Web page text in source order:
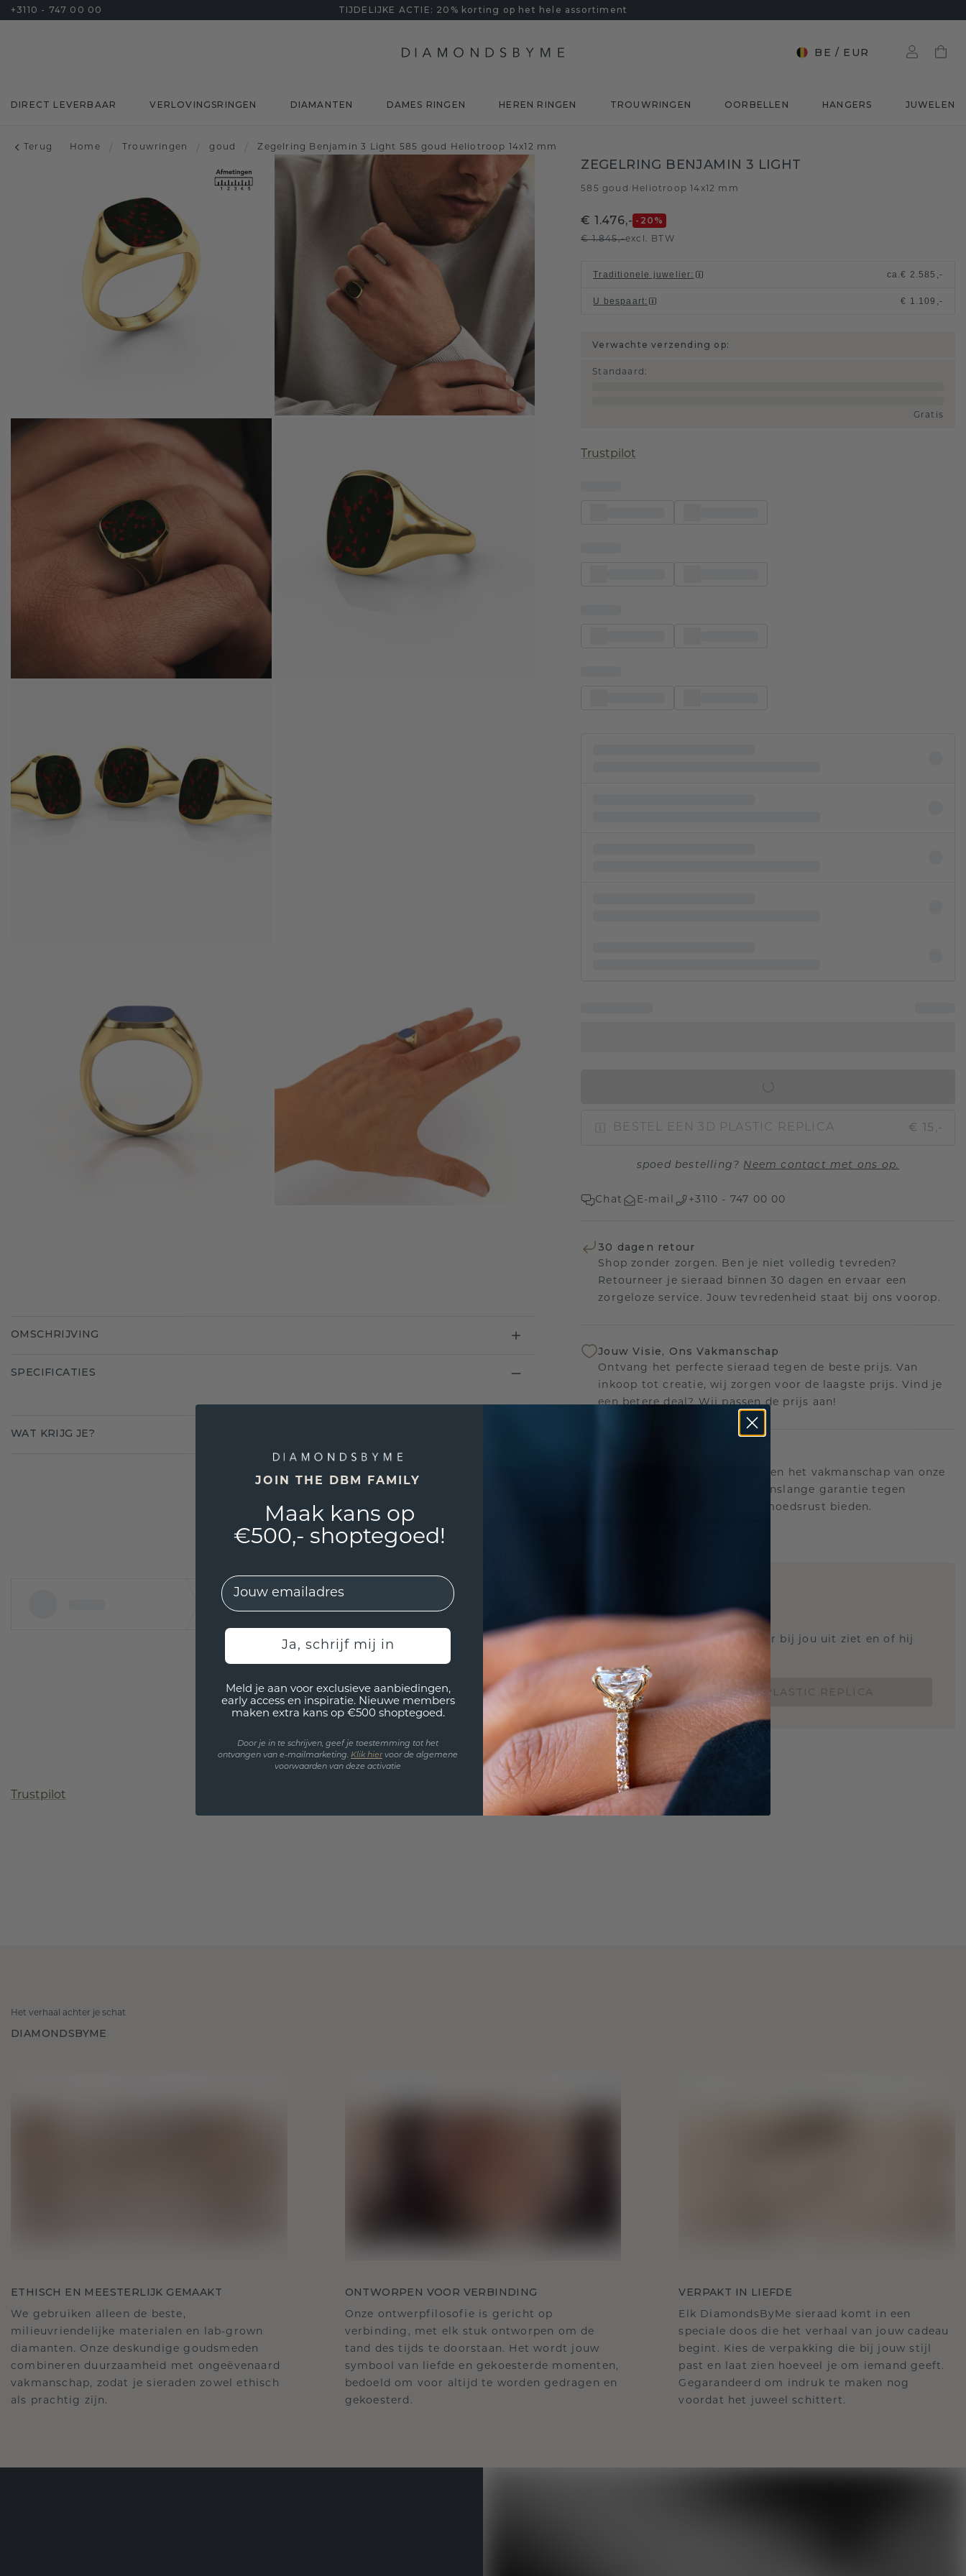
+3110 - 747 00 00 TIJDELIJKE ACTIE: 20% korting op het hele assortiment
BE / EUR
DIRECT LEVERBAAR VERLOVINGSRINGEN DIAMANTEN DAMES RINGEN HEREN RINGEN TROUWRINGEN OORBELLEN HANGERS JUWELEN
Terug Home / Trouwringen / goud / Zegelring Benjamin 3 Light 585 goud Heliotroop 14x12 mm
ZEGELRING BENJAMIN 3 LIGHT
585 goud Heliotroop 14x12 mm
€ 1.476,- -20 %
€ 1.845,-excl. BTW
Traditionele juwelier: ca.€ 2.585,-
U bespaart: € 1.109,-
Verwachte verzending op:
Standaard :
Gratis
Trustpilot
BESTEL EEN 3D PLASTIC REPLICA € 15,-
spoed bestelling? Neem contact met ons op.
Chat E-mail +3110 - 747 00 00
30 dagen retour
Shop zonder zorgen. Ben je niet volledig tevreden?
Retourneer je sieraad binnen 30 dagen en ervaar een
zorgeloze service. Jouw tevredenheid staat bij ons voorop.
Jouw Visie, Ons Vakmanschap
Ontvang het perfecte sieraad tegen de beste prijs. Van
inkoop tot creatie, wij zorgen voor de laagste prijs. Vind je
een betere deal? Wij passen de prijs aan!
Wij staan achter de kwaliteit en het vakmanschap van onze
sieraden. Daarom: gratis levenslange garantie tegen
defecten die u voor altijd gemoedsrust bieden.
3D PLASTIC REPLICA
Wil jij weten hoe deze ring er bij jou uit ziet en of hij
BESTEL EEN 3D PLASTIC REPLICA
OMSCHRIJVING
SPECIFICATIES
WAT KRIJG JE?
Trustpilot
Het verhaal achter je schat
DIAMONDSBYME
ETHISCH EN MEESTERLIJK GEMAAKT
We gebruiken alleen de beste,
milieuvriendelijke materialen en lab-grown
diamanten. Onze deskundige goudsmeden
combineren duurzaamheid met ongeëvenaard
vakmanschap, zodat je sieraden zowel ethisch
als prachtig zijn.
ONTWORPEN VOOR VERBINDING
Onze ontwerpfilosofie is gericht op
verbinding, met elk stuk ontworpen om de
tand des tijds te doorstaan. Het wordt jouw
symbool van liefde en gekoesterde momenten,
bedoeld om voor altijd te worden gedragen en
gekoesterd.
VERPAKT IN LIEFDE
Elk DiamondsByMe sieraad komt in een
speciale doos die het verhaal van jouw cadeau
begint. Kies de verpakking die bij jouw stijl
past en laat zien hoeveel je om iemand geeft.
Gegarandeerd om indruk te maken nog
voordat het juweel schittert.
JOIN THE DBM FAMILY
Maak kans op
€500,- shoptegoed!
EMail
Ja, schrijf mij in
Meld je aan voor exclusieve aanbiedingen,
early access en inspiratie. Nieuwe members
maken extra kans op €500 shoptegoed.
Door je in te schrijven, geef je toestemming tot het
ontvangen van e-mailmarketing. Klik hiervoor de algemene
voorwaarden van deze activatie